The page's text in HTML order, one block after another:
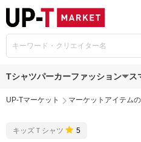
Tシャツパーカーファッション ス
UP-Tマーケット マーケットアイテム
キッズＴシャツ 5